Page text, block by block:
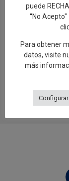
0
puede
“No Acepto"
Para obtener
datos, visite
más